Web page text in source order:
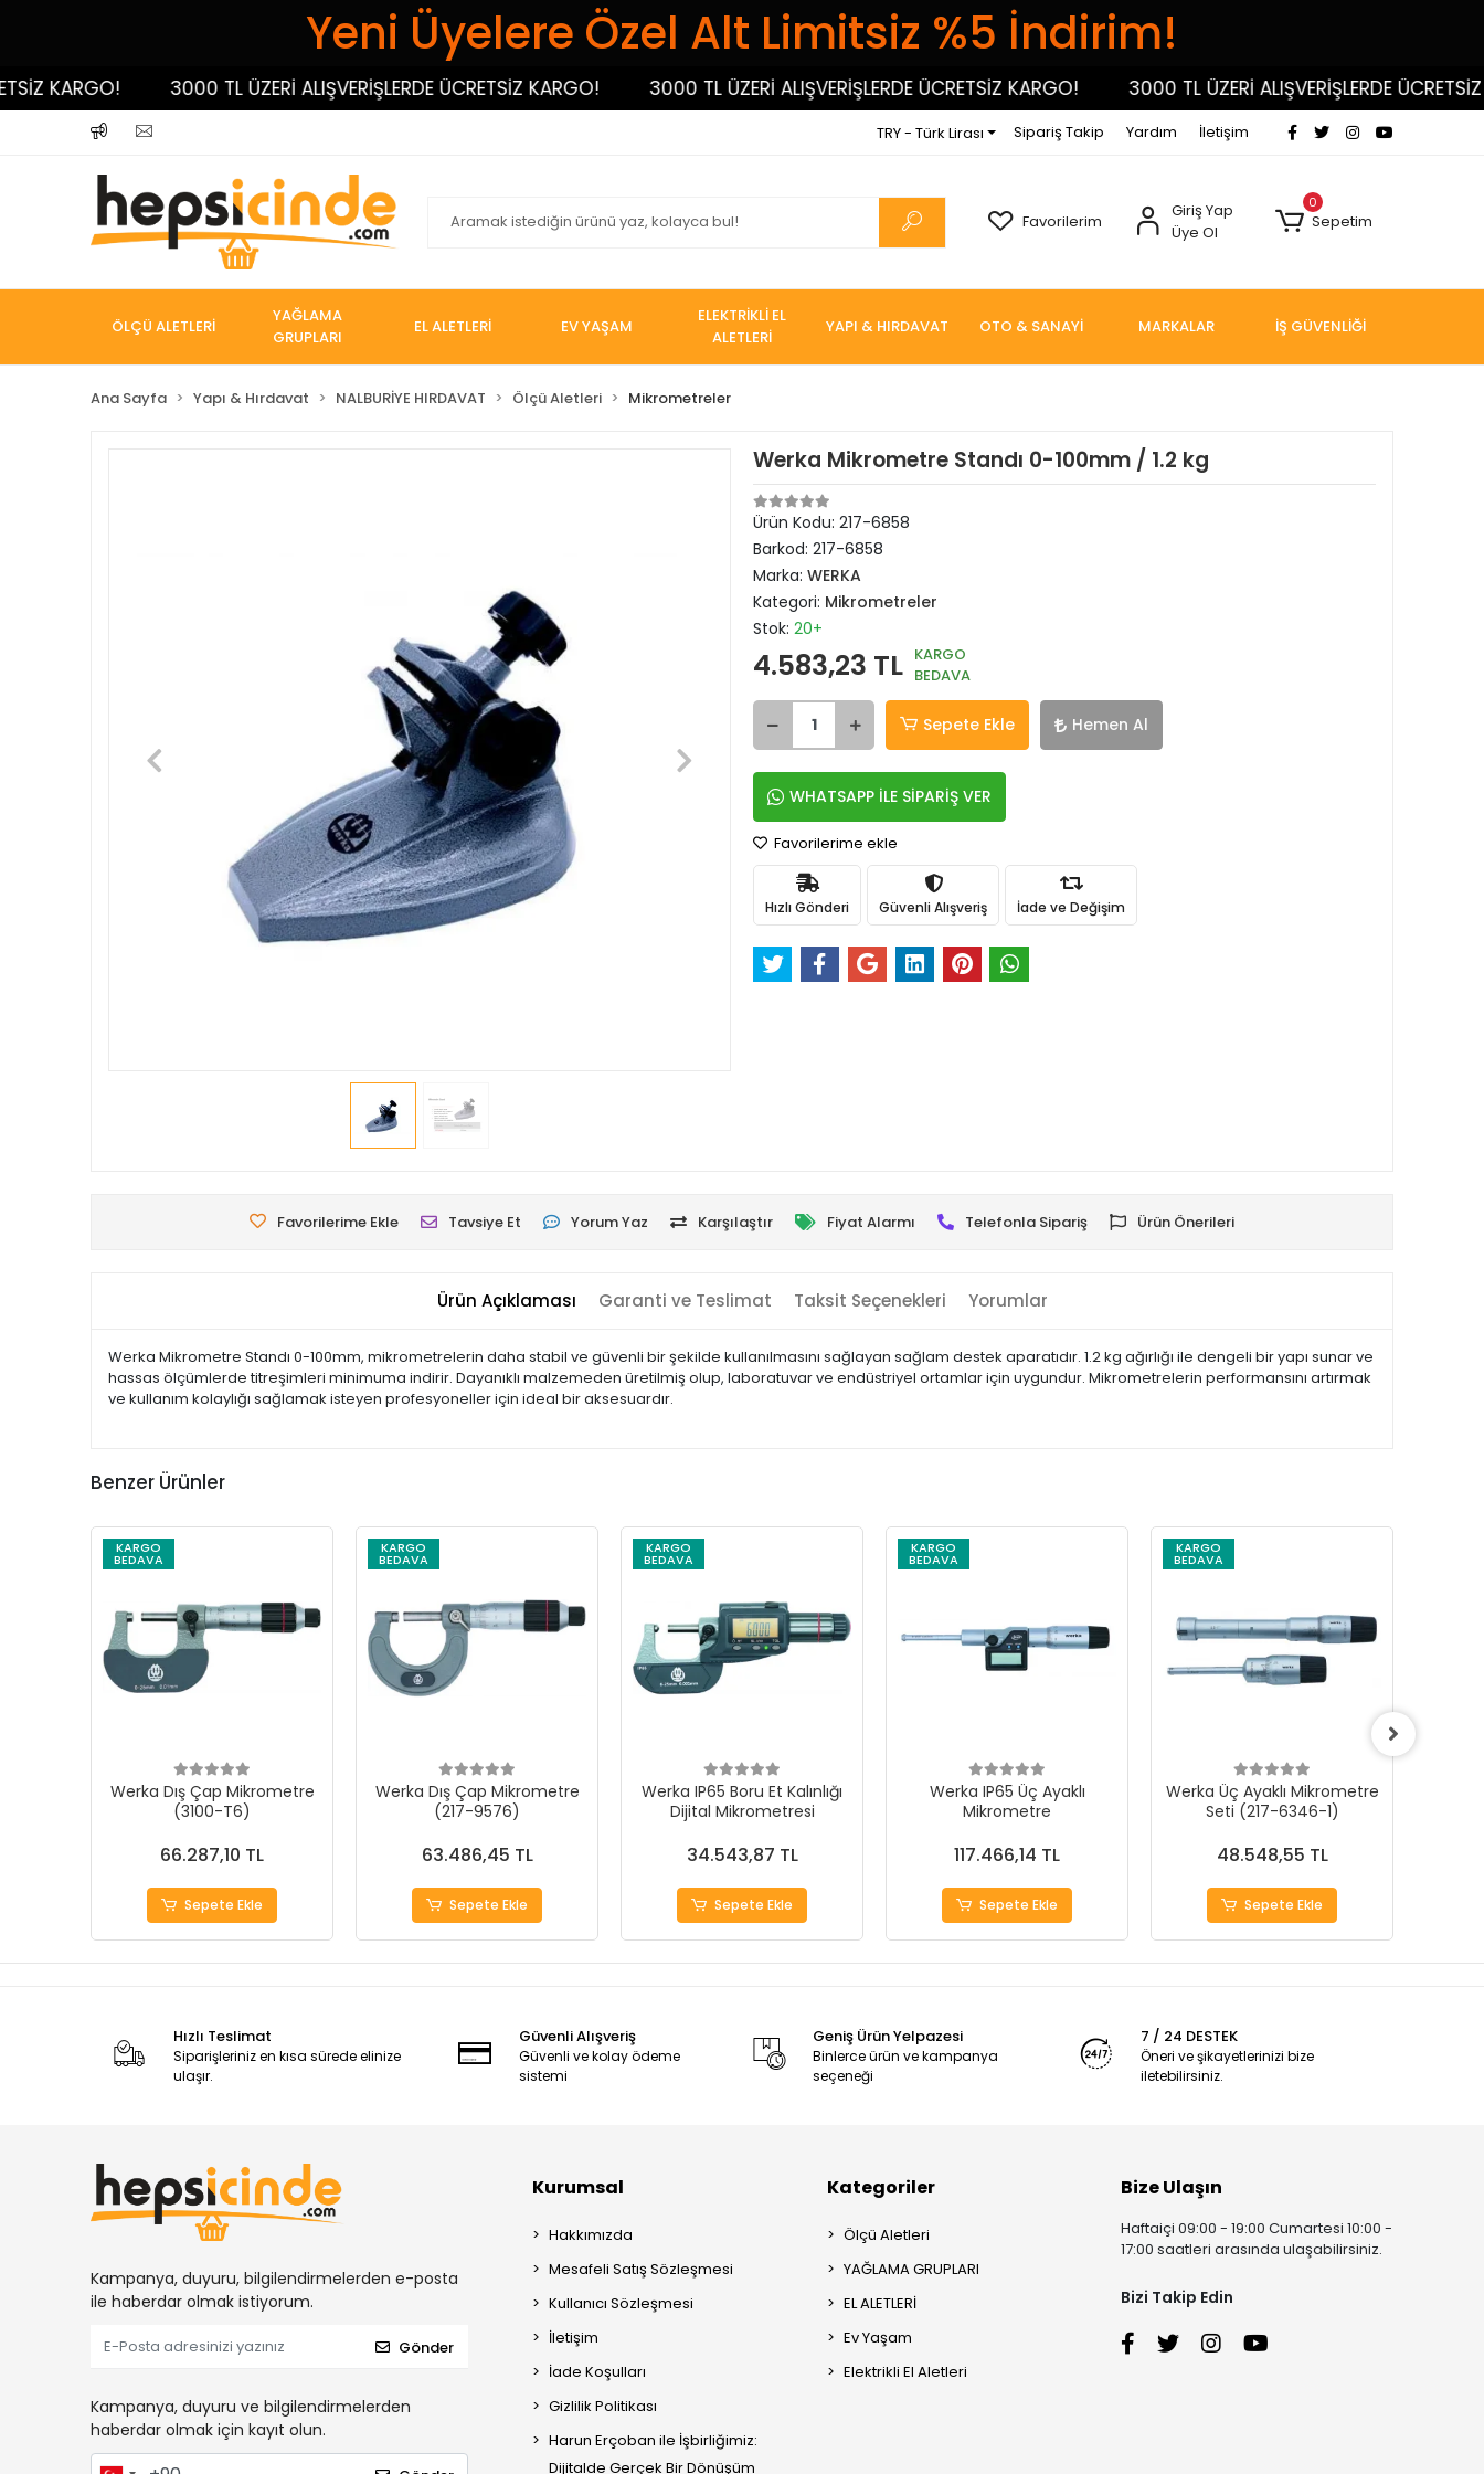
Yeni Üyelere Özel Alt Limitsiz %5 İndirim!
KARGO! 3000 TL ÜZERİ ALIŞVERİŞLERDE ÜCRETSİZ KARGO! 3000 TL ÜZERİ ALIŞVERİŞLERDE ÜCRETSİZ KARGO! 3000 TL ÜZERİ ALIŞVERİŞLERDE ÜCRETSİZ
TRY - Türk Lirası Sipariş Takip Yardım İletişim
Favorilerim
Giriş Yap
Üye Ol
0
Sepetim
ÖLÇÜ ALETLERİ
YAĞLAMA
GRUPLARI
EL ALETLERİ EV YAŞAM
ELEKTRİKLİ EL
ALETLERİ
YAPI & HIRDAVAT OTO & SANAYİ MARKALAR İŞ GÜVENLİĞİ
Ana Sayfa Yapı & Hırdavat NALBURİYE HIRDAVAT Ölçü Aletleri Mikrometreler
Werka Mikrometre Standı 0-100mm / 1.2 kg
Ürün Kodu: 217-6858
Barkod: 217-6858
Marka: WERKA
Kategori: Mikrometreler
Stok: 20+
4.583,23 TL KARGO
BEDAVA
Sepete Ekle Hemen Al
WHATSAPP İLE SİPARİŞ VER
Favorilerime ekle
Hızlı Gönderi Güvenli Alışveriş İade ve Değişim
Favorilerime Ekle Tavsiye Et Yorum Yaz Karşılaştır Fiyat Alarmı Telefonla Sipariş Ürün Önerileri
Ürün Açıklaması Garanti ve Teslimat Taksit Seçenekleri Yorumlar
Werka Mikrometre Standı 0-100mm, mikrometrelerin daha stabil ve güvenli bir şekilde kullanılmasını sağlayan sağlam destek aparatıdır. 1.2 kg ağırlığı ile dengeli bir yapı sunar ve
hassas ölçümlerde titreşimleri minimuma indirir. Dayanıklı malzemeden üretilmiş olup, laboratuvar ve endüstriyel ortamlar için uygundur. Mikrometrelerin performansını artırmak
ve kullanım kolaylığı sağlamak isteyen profesyoneller için ideal bir aksesuardır.
Benzer Ürünler
KARGO
BEDAVA
Werka Dış Çap Mikrometre
(3100-T6)
66.287,10 TL
Sepete Ekle
KARGO
BEDAVA
Werka Dış Çap Mikrometre
(217-9576)
63.486,45 TL
Sepete Ekle
KARGO
BEDAVA
Werka IP65 Boru Et Kalınlığı
Dijital Mikrometresi
34.543,87 TL
Sepete Ekle
KARGO
BEDAVA
Werka IP65 Üç Ayaklı
Mikrometre
117.466,14 TL
Sepete Ekle
KARGO
BEDAVA
Werka Üç Ayaklı Mikrometre
Seti (217-6346-1)
48.548,55 TL
Sepete Ekle
Hızlı Teslimat
Siparişleriniz en kısa sürede elinize
ulaşır.
Güvenli Alışveriş
Güvenli ve kolay ödeme
sistemi
Geniş Ürün Yelpazesi
Binlerce ürün ve kampanya
seçeneği
7 / 24 DESTEK
Öneri ve şikayetlerinizi bize
iletebilirsiniz.
Kampanya, duyuru, bilgilendirmelerden e-posta
ile haberdar olmak istiyorum.
Gönder
Kampanya, duyuru ve bilgilendirmelerden
haberdar olmak için kayıt olun.
Kurumsal
Hakkımızda
Mesafeli Satış Sözleşmesi
Kullanıcı Sözleşmesi
İletişim
İade Koşulları
Gizlilik Politikası
Harun Erçoban ile İşbirliğimiz:
Dijitalde Gerçek Bir Dönüşüm
Kategoriler
Ölçü Aletleri
YAĞLAMA GRUPLARI
EL ALETLERİ
Ev Yaşam
Elektrikli El Aletleri
Bize Ulaşın
Haftaiçi 09:00 - 19:00 Cumartesi 10:00 -
17:00 saatleri arasında ulaşabilirsiniz.
Bizi Takip Edin